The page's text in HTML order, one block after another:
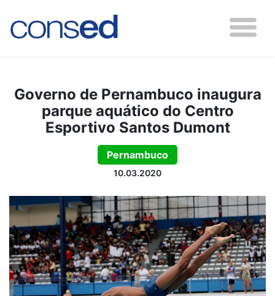
Governo de Pernambuco inaugura
parque aquático do Centro
Esportivo Santos Dumont
Pernambuco
10.03.2020